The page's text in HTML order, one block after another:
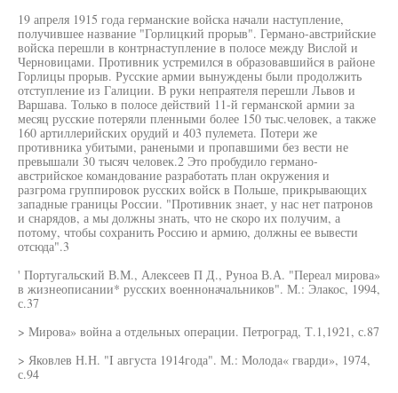
19 апреля 1915 года германские войска начали наступление,
получившее название "Горлицкий прорыв". Германо-австрийские
войска перешли в контрнаступление в полосе между Вислой и
Черновицами. Противник устремился в образовавшийся в районе
Горлицы прорыв. Русские армии вынуждены были продолжить
отступление из Галиции. В руки непраятеля перешли Львов и
Варшава. Только в полосе действий 11-й германской армии за
месяц русские потеряли пленными более 150 тыс.человек, а также
160 артиллерийских орудий и 403 пулемета. Потери же
противника убитыми, ранеными и пропавшими без вести не
превышали 30 тысяч человек.2 Это пробудило германо-
австрийское командование разработать план окружения и
разгрома группировок русских войск в Польше, прикрывающих
западные границы России. "Противник знает, у нас нет патронов
и снарядов, а мы должны знать, что не скоро их получим, а
потому, чтобы сохранить Россию и армию, должны ее вывести
отсюда".3
' Португальский В.М., Алексеев П Д., Руноа В.А. "Переал мирова»
в жизнеописании* русских военноначальников". М.: Элакос, 1994,
с.37
> Мирова» война а отдельных операции. Петроград, Т.1,1921, с.87
> Яковлев Н.Н. "I августа 1914года". М.: Молода« гварди», 1974,
с.94